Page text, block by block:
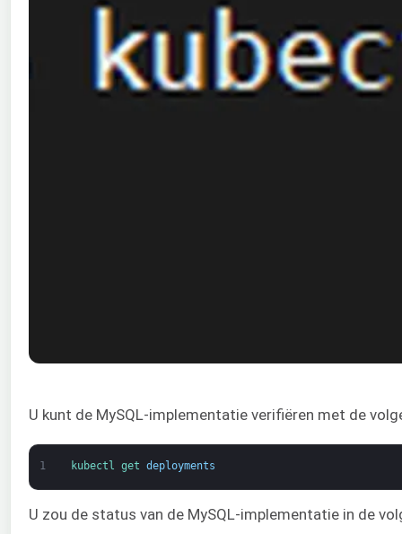
U kunt de MySQL-implementatie verifiëren met de
1 kubectl get deployments
U zou de status van de MySQL-implementatie in de